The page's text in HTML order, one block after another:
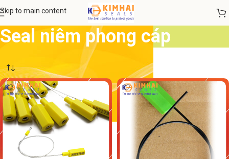
Skip to main content
Seal niêm phong cáp